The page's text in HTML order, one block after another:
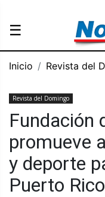
☰
Inicio Revista del
Revista del Domingo
Fundación
promueve
y deporte
Puerto Rico